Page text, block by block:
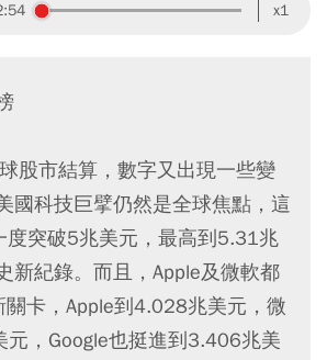
x1
股市結算，數字又出現一些變
國科技巨擘仍然是全球焦點，這
度突破5兆美元，最高到5.31兆
新紀錄。而且，Apple及微軟都
卡，Apple到4.028兆美元，微
，Google也挺進到3.406兆美